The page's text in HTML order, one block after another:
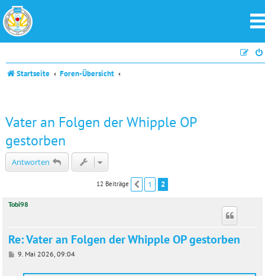
Startseite Foren-Übersicht
Vater an Folgen der Whipple OP
gestorben
Antworten
12 Beiträge Vorherige
1 2
Tobi98
Re: Vater an Folgen der Whipple OP gestorben
B9. Mai 2026, 09:04